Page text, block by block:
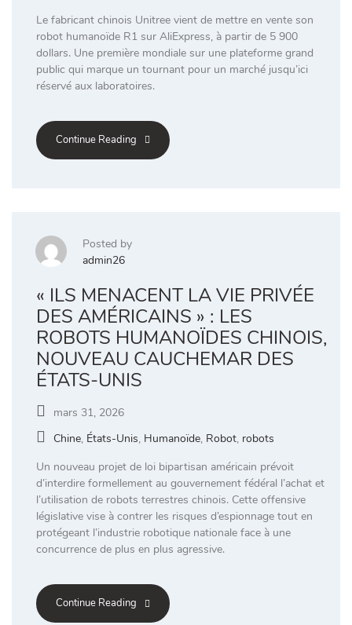
Le fabricant chinois Unitree vient de mettre en vente son
robot humanoïde R1 sur AliExpress, à partir de 5 900
dollars. Une première mondiale sur une plateforme grand
public qui marque un tournant pour un marché jusqu’ici
réservé aux laboratoires.
Continue Reading
Posted by
admin26
« ILS MENACENT LA VIE PRIVÉE
DES AMÉRICAINS » : LES
ROBOTS HUMANOÏDES CHINOIS,
NOUVEAU CAUCHEMAR DES
ÉTATS-UNIS
mars 31, 2026
Chine, États-Unis, Humanoïde, Robot, robots
Un nouveau projet de loi bipartisan américain prévoit
d’interdire formellement au gouvernement fédéral l’achat et
l’utilisation de robots terrestres chinois. Cette offensive
législative vise à contrer les risques d’espionnage tout en
protégeant l’industrie robotique nationale face à une
concurrence de plus en plus agressive.
Continue Reading